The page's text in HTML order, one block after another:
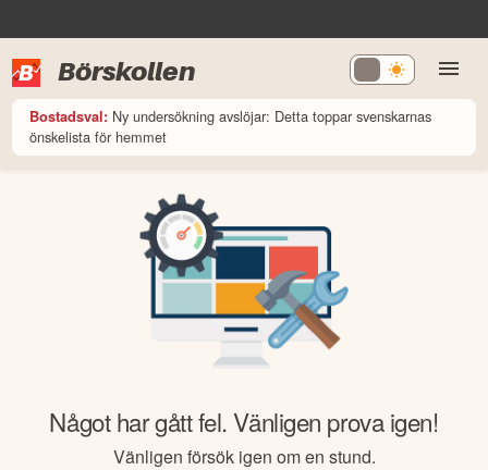
Börskollen
Bostadsval: Ny undersökning avslöjar: Detta toppar svenskarnas
önskelista för hemmet
Något har gått fel. Vänligen prova igen!
Vänligen försök igen om en stund.